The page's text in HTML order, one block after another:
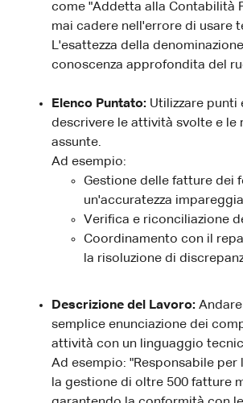
come "Addetta alla Contabilità
mai cadere nell'errore di usare
L'esattezza della
conoscenza approfondita del
Elenco Puntato: Utilizzare punti
descrivere le attività svolte e le
assunte.
Ad esempio:
Gestione delle fatture dei
un'accuratezza
Verifica e riconciliazione
Coordinamento con il
la risoluzione di
Descrizione del Lavoro:
semplice enunciazione dei
attività con un linguaggio
Ad esempio: "Responsabile per
la gestione di oltre 500 fatture